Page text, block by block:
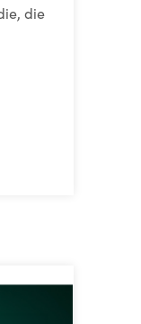
die